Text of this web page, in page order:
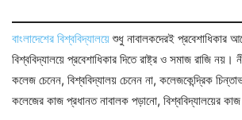
বাংলাদেশের বিশ্ববিদ্যালয়ে শুধু নাবালকদেরই প্রবেশাধিকার
বিশ্ববিদ্যালয়ে প্রবেশাধিকার দিতে রাষ্ট্র ও সমাজ রাজি নয়।
কলেজ চেনেন, বিশ্ববিদ্যালয় চেনেন না, কলেজকেন্দ্রিক
কলেজের কাজ প্রধানত নাবালক পড়ানো, বিশ্ববিদ্যালয়ের